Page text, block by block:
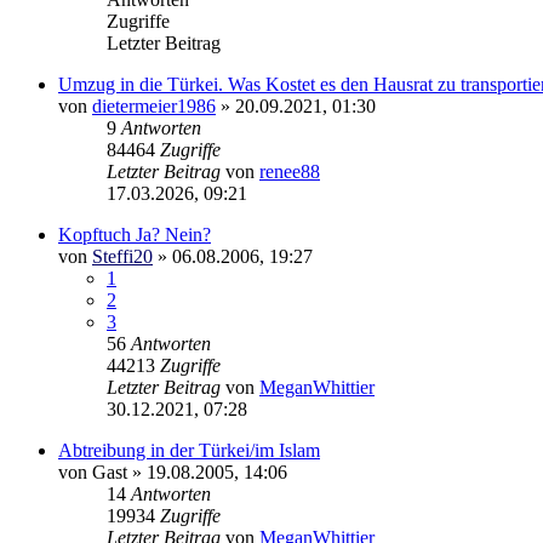
Zugriffe
Letzter Beitrag
Umzug in die Türkei. Was Kostet es den Hausrat zu
von dietermeier1986 » 20.09.2021, 01:30
9 Antworten
84464 Zugriffe
Letzter Beitrag von renee88
17.03.2026, 09:21
Kopftuch Ja? Nein?
von Steffi20 » 06.08.2006, 19:27
1
2
3
56 Antworten
44213 Zugriffe
Letzter Beitrag von MeganWhittier
30.12.2021, 07:28
Abtreibung in der Türkei/im Islam
von Gast » 19.08.2005, 14:06
14 Antworten
19934 Zugriffe
Letzter Beitrag von MeganWhittier